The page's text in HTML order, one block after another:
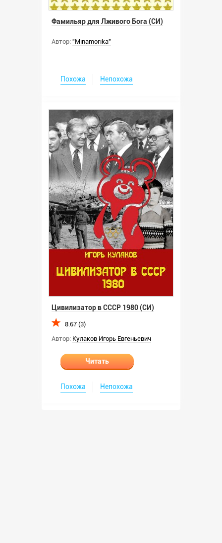
Фамильяр для Лживого Бога (СИ)
Автор: "Minamorika"
Похожа Непохожа
Цивилизатор в СССР 1980 (СИ)
8.67 (3)
Автор: Кулаков Игорь Евгеньевич
Читать
Похожа Непохожа